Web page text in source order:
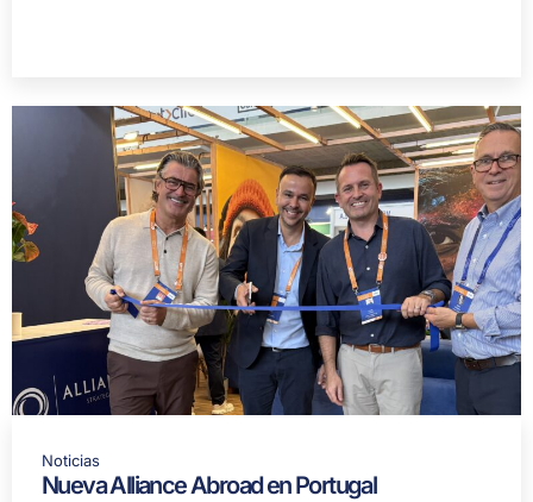
Noticias
Nueva Alliance Abroad en Portugal